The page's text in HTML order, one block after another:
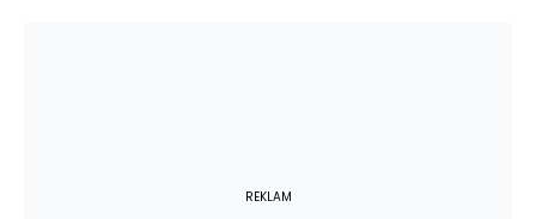
REKLAM